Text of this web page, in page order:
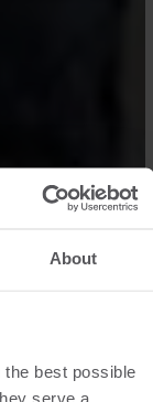
About
best possible
serve a